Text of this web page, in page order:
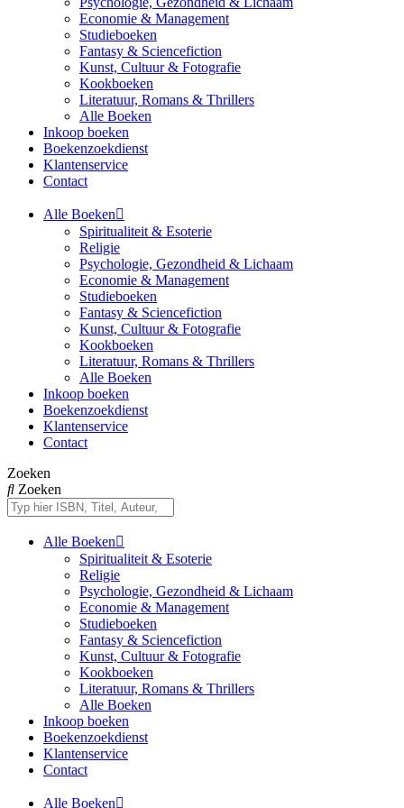
Economie & Management
Studieboeken
Fantasy & Sciencefiction
Kunst, Cultuur & Fotografie
Kookboeken
Literatuur, Romans & Thrillers
Alle Boeken
Inkoop boeken
Boekenzoekdienst
Klantenservice
Contact
Alle Boeken
Spiritualiteit & Esoterie
Religie
Psychologie, Gezondheid & Lichaam
Economie & Management
Studieboeken
Fantasy & Sciencefiction
Kunst, Cultuur & Fotografie
Kookboeken
Literatuur, Romans & Thrillers
Alle Boeken
Inkoop boeken
Boekenzoekdienst
Klantenservice
Contact
Zoeken
Zoeken
Alle Boeken
Spiritualiteit & Esoterie
Religie
Psychologie, Gezondheid & Lichaam
Economie & Management
Studieboeken
Fantasy & Sciencefiction
Kunst, Cultuur & Fotografie
Kookboeken
Literatuur, Romans & Thrillers
Alle Boeken
Inkoop boeken
Boekenzoekdienst
Klantenservice
Contact
Alle Boeken